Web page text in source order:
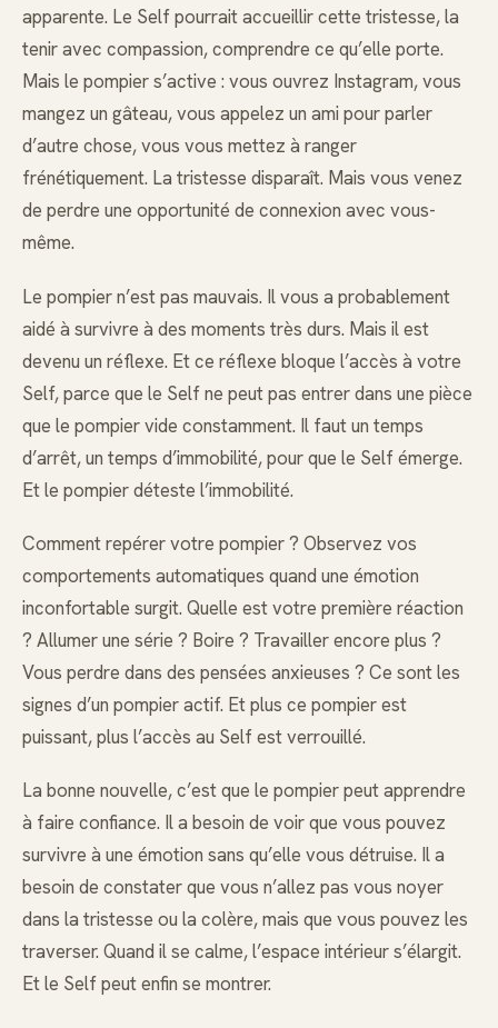
apparente. Le Self pourrait accueillir cette tristesse, la
tenir avec compassion, comprendre ce qu’elle porte.
Mais le pompier s’active : vous ouvrez Instagram, vous
mangez un gâteau, vous appelez un ami pour parler
d’autre chose, vous vous mettez à ranger
frénétiquement. La tristesse disparaît. Mais vous venez
de perdre une opportunité de connexion avec vous-
même.
Le pompier n’est pas mauvais. Il vous a probablement
aidé à survivre à des moments très durs. Mais il est
devenu un réflexe. Et ce réflexe bloque l’accès à votre
Self, parce que le Self ne peut pas entrer dans une pièce
que le pompier vide constamment. Il faut un temps
d’arrêt, un temps d’immobilité, pour que le Self émerge.
Et le pompier déteste l’immobilité.
Comment repérer votre pompier ? Observez vos
comportements automatiques quand une émotion
inconfortable surgit. Quelle est votre première réaction
? Allumer une série ? Boire ? Travailler encore plus ?
Vous perdre dans des pensées anxieuses ? Ce sont les
signes d’un pompier actif. Et plus ce pompier est
puissant, plus l’accès au Self est verrouillé.
La bonne nouvelle, c’est que le pompier peut apprendre
à faire confiance. Il a besoin de voir que vous pouvez
survivre à une émotion sans qu’elle vous détruise. Il a
besoin de constater que vous n’allez pas vous noyer
dans la tristesse ou la colère, mais que vous pouvez les
traverser. Quand il se calme, l’espace intérieur s’élargit.
Et le Self peut enfin se montrer.